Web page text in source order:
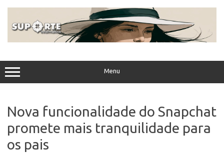
Menu
Nova funcionalidade do Snapchat
promete mais tranquilidade para
os pais